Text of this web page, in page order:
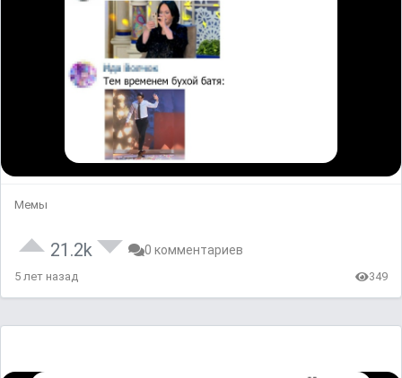
Мемы
21.2k 0 комментариев
5 лет назад 349